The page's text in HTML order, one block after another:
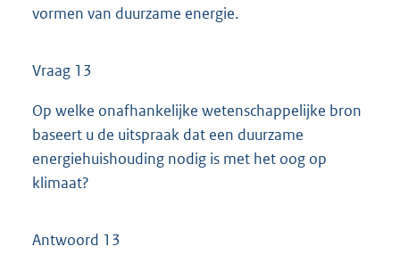
vormen van duurzame energie.
Vraag 13
Op welke onafhankelijke wetenschappelijke bron
baseert u de uitspraak dat een duurzame
energiehuishouding nodig is met het oog op
klimaat?
Antwoord 13